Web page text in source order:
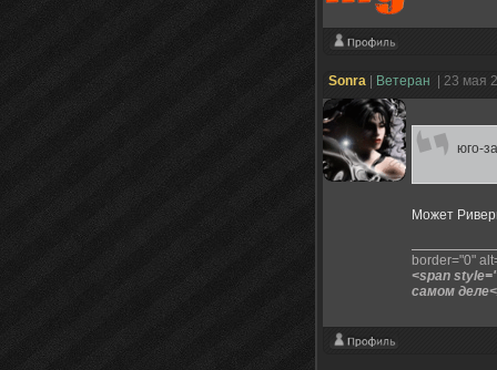
Sonra Ветеран | 23 мая
юго-
Может
border="0"
<span
самом